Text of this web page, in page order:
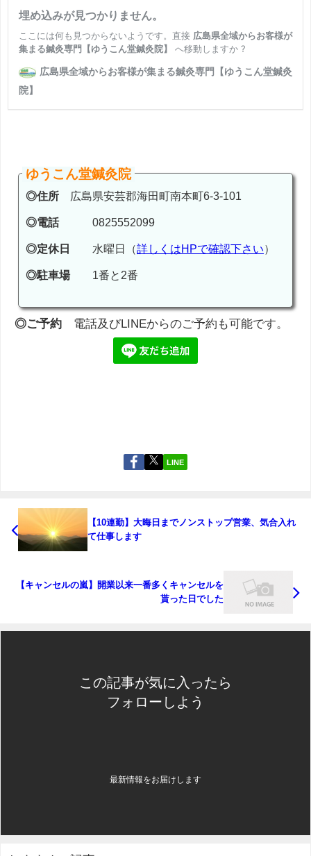
ゆうこん堂鍼灸院
◎住所 広島県安芸郡海田町南本町6-3-101
◎電話0825552099
◎定休日 水曜日（詳しくはHPで確認下さい）
◎駐車場1番と2番
◎ご予約 電話及びLINEからのご予約も可能です。
LINE
【10連勤】大晦日までノンストップ営業、気合入れ
て仕事します
【キャンセルの嵐】開業以来一番多くキャンセルを
貰った日でした
この記事が気に入ったら
フォローしよう
最新情報をお届けします